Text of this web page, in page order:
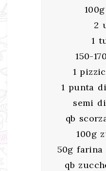
2
1
150-
1
1 punta
semi
qb
100g
50g
qb